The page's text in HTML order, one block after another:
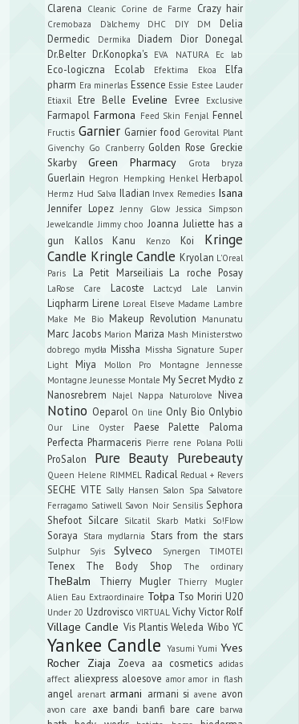
Clarena Cleanic Corine de Farme Crazy hair
Cremobaza D'alchemy DHC DIY DM
Delia
Dermedic
Dermika Diadem Dior
Donegal
Dr.Belter Dr.Konopka's EVA NATURA Ec lab
Eco-logiczna Ecolab Efektima Ekoa
Elfa
pharm Era minerlas Essence Essie Estee Lauder
Etiaxil
Etre Belle Eveline Evree Exclusive
Farmapol Farmona Feed Skin Fenjal Fennel
Fructis Garnier Garnier food Gerovital Plant
Givenchy Go Cranberry Golden Rose Greckie
Skarby
Green Pharmacy Grota bryza
Guerlain Hegron Hempking Henkel Herbapol
Hermz Hud Salva Iladian Invex Remedies Isana
Jennifer Lopez Jenny Glow Jessica Simpson
Jewelcandle Jimmy choo Joanna Juliette has a
gun
Kallos Kanu Kenzo Koi
Kringe
Candle Kringle Candle Kryolan L'Oreal
Paris
La Petit Marseiliais La roche Posay
LaRose Care Lacoste Lactcyd Lale Lanvin
Liqpharm Lirene Loreal Elseve Madame Lambre
Make Me Bio Makeup Revolution Manunatu
Marc Jacobs Marion Mariza Mash Ministerstwo
dobrego mydła Missha Missha Signature Super
Light
Miya Mollon Pro
Montagne Jennesse
Montagne Jeunesse Montale My Secret Mydło z
Nanosrebrem
Najel Nappa Naturolove Nivea
Notino Oeparol On line Only Bio Onlybio
Our Line Oyster Paese Palette
Paloma
Perfecta Pharmaceris Pierre rene Polana Polli
ProSalon Pure Beauty Purebeauty
Queen Helene RIMMEL Radical Redual + Revers
SECHE VITE Sally Hansen Salon Spa Salvatore
Ferragamo Satiwell Savon Noir Sensilis Sephora
Shefoot Silcare Silcatil Skarb Matki So!Flow
Soraya Stara mydlarnia Stars from the stars
Sulphur Syis Sylveco Synergen TIMOTEI
Tenex The Body Shop The ordinary
TheBalm Thierry Mugler
Thierry Mugler
Alien Eau Extraordinaire Tołpa Tso Moriri U20
Under 20 Uzdrovisco VIRTUAL Vichy Victor Rolf
Village Candle Vis Plantis Weleda Wibo YC
Yankee Candle Yasumi Yumi Yves
Rocher Ziaja Zoeva aa cosmetics adidas
affect aliexpress aloesove amor amor in flash
angel arenart armani armani si avene avon
avon care axe bandi banfi bare care barwa